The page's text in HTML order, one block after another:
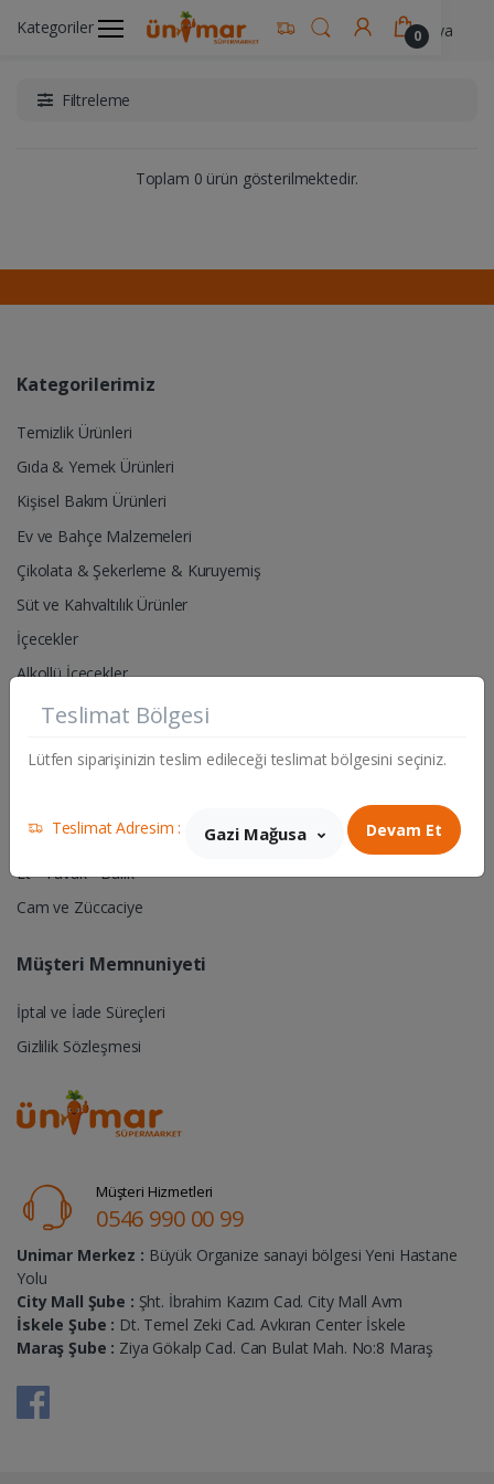
Kategoriler 0
Ünimar Anasayfa Alkollü İçecekler Şampanya
Filtreleme
Toplam 0 ürün gösterilmektedir.
Kategorilerimiz
Temizlik Ürünleri
Gıda & Yemek Ürünleri
Kişisel Bakım Ürünleri
Ev ve Bahçe Malzemeleri
Çikolata & Şekerleme & Kuruyemiş
Süt ve Kahvaltılık Ürünler
İçecekler
Alkollü İçecekler
Pet Shop- Hayvan Yem & Aksesuarları
Hırdavat & Elektrik Malzemeleri
Manav
Et - Tavuk - Balık
Cam ve Züccaciye
Müşteri Memnuniyeti
İptal ve İade Süreçleri
Gizlilik Sözleşmesi
Müşteri Hizmetleri
0546 990 00 99
Unimar Merkez : Büyük Organize sanayi bölgesi Yeni Hastane
Yolu
City Mall Şube : Şht. İbrahim Kazım Cad. City Mall Avm
İskele Şube : Dt. Temel Zeki Cad. Avkıran Center İskele
Maraş Şube : Ziya Gökalp Cad. Can Bulat Mah. No:8 Maraş
Teslimat Bölgesi
Lütfen siparişinizin teslim edileceği teslimat bölgesini seçiniz.
Teslimat Adresim : Gazi Mağusa Devam Et